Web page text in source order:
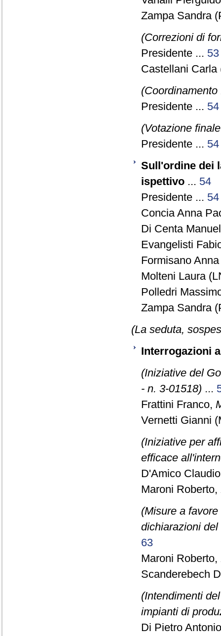
Zampa Sandra
(Correzioni di
Presidente ... 53
Castellani
Presidente ... 54
(Votazione
Presidente ... 54
Sull'ordine dei
ispettivo ... 54
Presidente ... 54
Concia Anna
Di Centa
Evangelisti
Formisano
Molteni Laura
Polledri
Zampa Sandra
(La seduta,
Interrogazioni
(Iniziative del
- n. 3-01518) ...
Frattini Franco,
Vernetti Gianni
(Iniziative per
efficace
D'Amico
Maroni Roberto,
(Misure a
dichiarazioni
63
Maroni Roberto,
Scanderebech
(Intendimenti
impianti di
Di Pietro